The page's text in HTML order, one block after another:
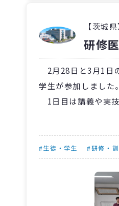
【茨城県
研修
2月28日と3月1日
学生が参加しました
1日目は講義や実
ーションに対応し
〈茨城〉水戸済生
れるので、医学生と
ています」と語りま
#生徒・学生 #研修・